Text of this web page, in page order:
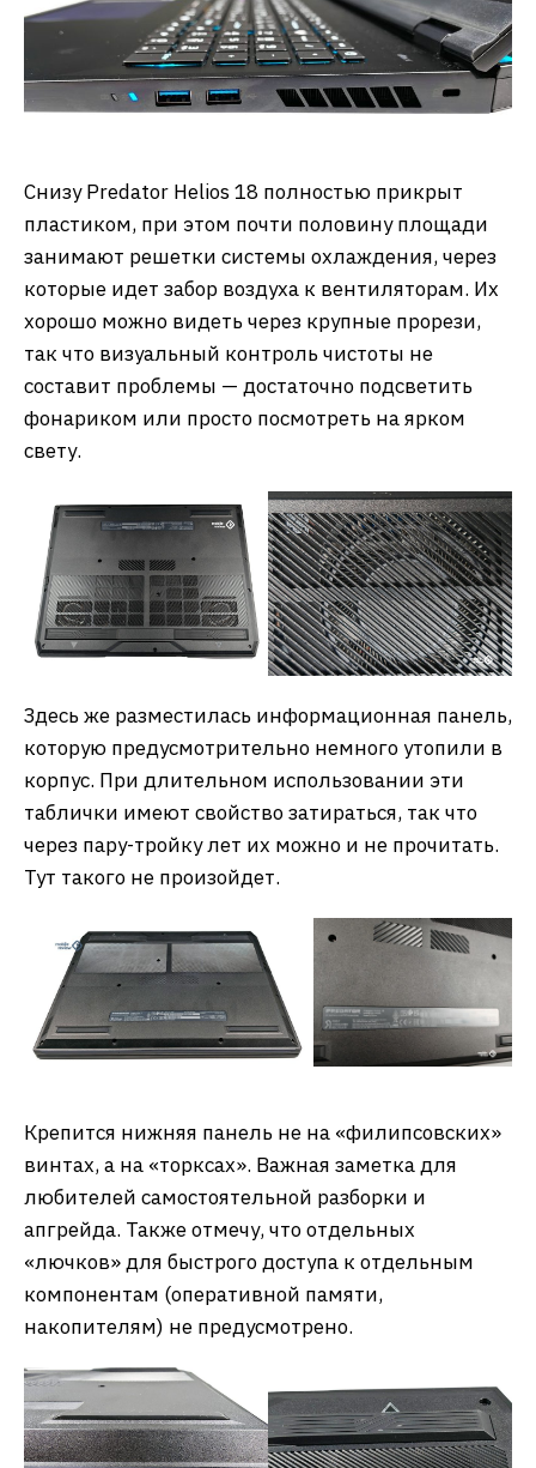
Снизу Predator Helios 18 полностью прикрыт
пластиком, при этом почти половину площади
занимают решетки системы охлаждения, через
которые идет забор воздуха к вентиляторам. Их
хорошо можно видеть через крупные прорези,
так что визуальный контроль чистоты не
составит проблемы — достаточно подсветить
фонариком или просто посмотреть на ярком
свету.
Здесь же разместилась информационная панель,
которую предусмотрительно немного утопили в
корпус. При длительном использовании эти
таблички имеют свойство затираться, так что
через пару-тройку лет их можно и не прочитать.
Тут такого не произойдет.
Крепится нижняя панель не на «филипсовских»
винтах, а на «торксах». Важная заметка для
любителей самостоятельной разборки и
апгрейда. Также отмечу, что отдельных
«лючков» для быстрого доступа к отдельным
компонентам (оперативной памяти,
накопителям) не предусмотрено.